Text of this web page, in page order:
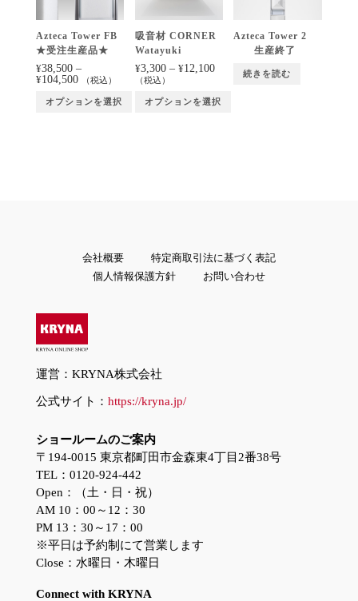
Azteca Tower FB
★受注生産品★
¥38,500–
¥104,500 （税込）
オプションを選択
吸音材 CORNER
Watayuki
¥3,300– ¥12,100
（税込）
オプションを選択
Azteca Tower 2
生産終了
続きを読む
会社概要
特定商取引法に基づく表記
個人情報保護方針
お問い合わせ
運営：KRYNA株式会社
公式サイト： https://kryna.jp/
ショールームのご案内
〒194-0015 東京都町田市金森東4丁目2番38号
TEL：0120-924-442
Open：（土・日・祝）
AM 10：00～12：30
PM 13：30～17：00
※平日は予約制にて営業します
Close：水曜日・木曜日
Connect with KRYNA